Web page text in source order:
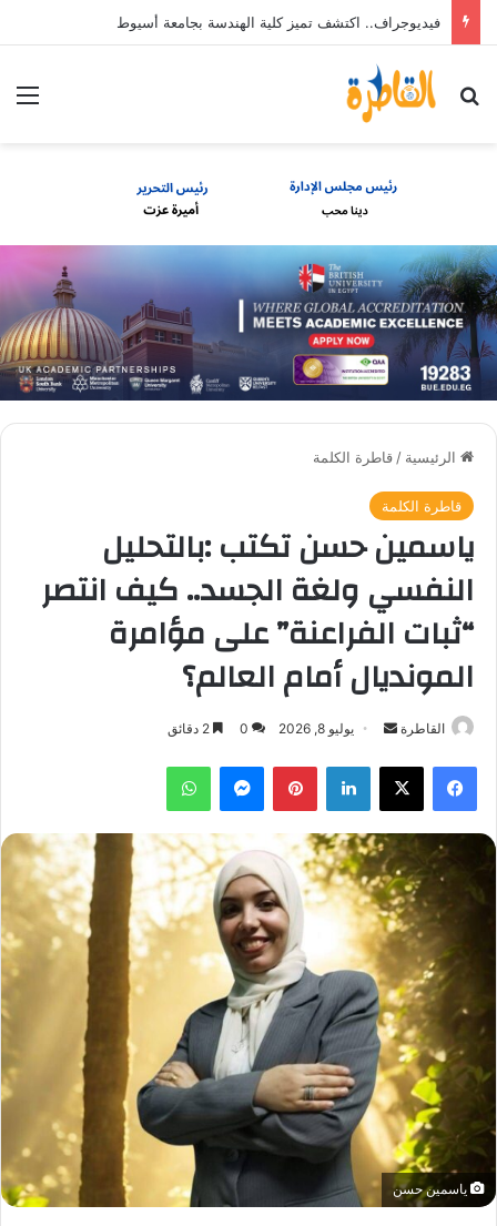
فيديوجراف.. اكتشف تميز كلية الهندسة بجامعة أسيوط
بحث عن
الرئيسية / قاطرة الكلمة
قاطرة الكلمة
ياسمين حسن تكتب :​بالتحليل
النفسي ولغة الجسد.. كيف انتصر
“ثبات الفراعنة” على مؤامرة
المونديال أمام العالم؟
القاطرة
أرسل
إلكترونيا
يوليو 8, 2026 0
فيسبوك ‫X لينكدإن بينتيريستماسنجر واتساب
ياسمين حسن